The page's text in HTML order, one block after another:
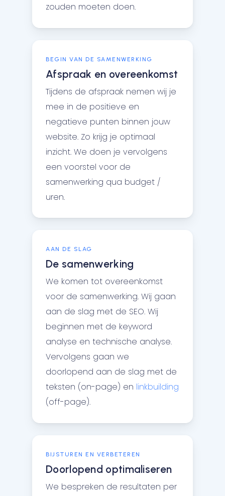
zouden moeten doen.
BEGIN VAN DE SAMENWERKING
Afspraak en overeenkomst
Tijdens de afspraak nemen wij je
mee in de positieve en
negatieve punten binnen jouw
website. Zo krijg je optimaal
inzicht. We doen je vervolgens
een voorstel voor de
samenwerking qua budget /
uren.
AAN DE SLAG
De samenwerking
We komen tot overeenkomst
voor de samenwerking. Wij gaan
aan de slag met de SEO. Wij
beginnen met de keyword
analyse en technische analyse.
Vervolgens gaan we
doorlopend aan de slag met de
teksten (on-page) en linkbuilding
(off-page).
BIJSTUREN EN VERBETEREN
Doorlopend optimaliseren
We bespreken de resultaten per